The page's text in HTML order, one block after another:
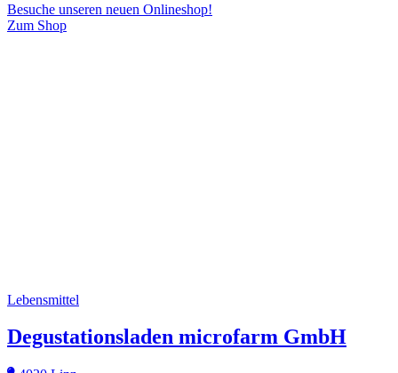
Besuche unseren neuen Onlineshop!
Zum Shop
Lebensmittel
Degustationsladen microfarm GmbH